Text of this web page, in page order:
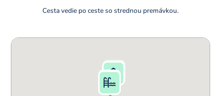
Cesta vedie po ceste so strednou premávkou.